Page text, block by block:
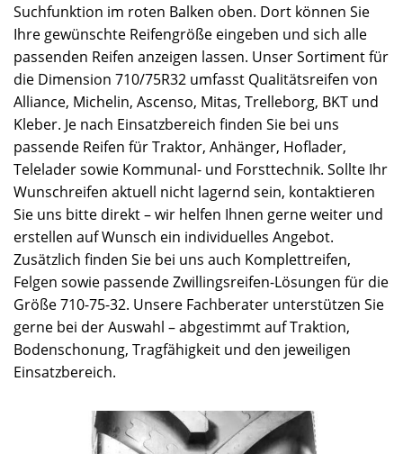
Suchfunktion im roten Balken oben. Dort können Sie
Ihre gewünschte Reifengröße eingeben und sich alle
passenden Reifen anzeigen lassen. Unser Sortiment für
die Dimension 710/75R32 umfasst Qualitätsreifen von
Alliance, Michelin, Ascenso, Mitas, Trelleborg, BKT und
Kleber. Je nach Einsatzbereich finden Sie bei uns
passende Reifen für Traktor, Anhänger, Hoflader,
Telelader sowie Kommunal- und Forsttechnik. Sollte Ihr
Wunschreifen aktuell nicht lagernd sein, kontaktieren
Sie uns bitte direkt – wir helfen Ihnen gerne weiter und
erstellen auf Wunsch ein individuelles Angebot.
Zusätzlich finden Sie bei uns auch Komplettreifen,
Felgen sowie passende Zwillingsreifen-Lösungen für die
Größe 710-75-32. Unsere Fachberater unterstützen Sie
gerne bei der Auswahl – abgestimmt auf Traktion,
Bodenschonung, Tragfähigkeit und den jeweiligen
Einsatzbereich.